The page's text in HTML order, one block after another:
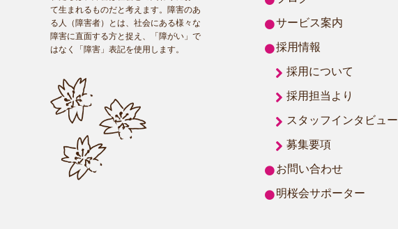
て生まれるものだと考えます。障害のあ
る人（障害者）とは、社会にある様々な
障害に直面する方と捉え、「障がい」で
はなく「障害」表記を使用します。
サービス案内
採用情報
採用について
採用担当より
スタッフインタビュー
募集要項
お問い合わせ
明桜会サポーター